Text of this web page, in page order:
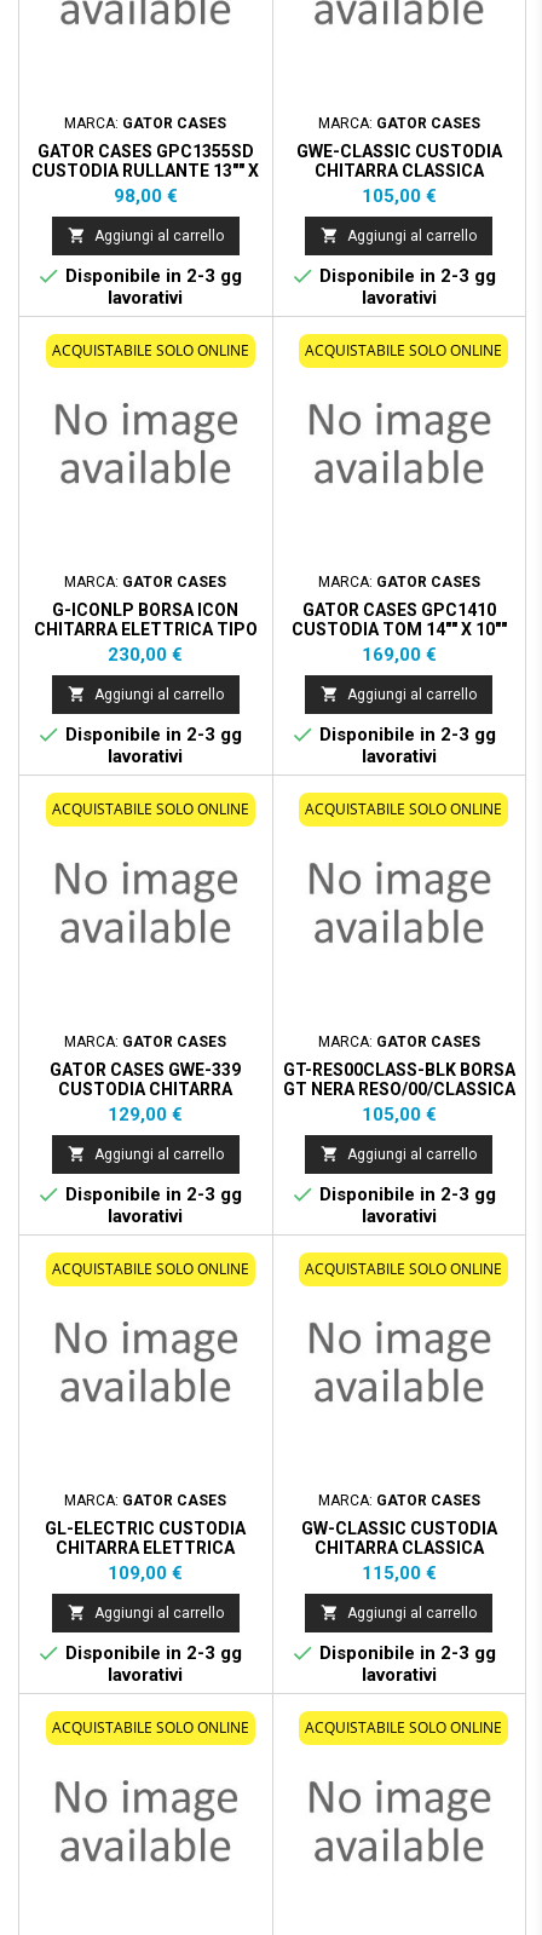
MARCA: GATOR CASES
GATOR CASES GPC1355SD
CUSTODIA RULLANTE 13"" X
5.5""
Prezzo
98,00 €
 Aggiungi al carrello
 Disponibile in 2-3 gg
lavorativi
MARCA: GATOR CASES
GWE-CLASSIC CUSTODIA
CHITARRA CLASSICA
Prezzo
105,00 €
 Aggiungi al carrello
 Disponibile in 2-3 gg
lavorativi
ACQUISTABILE SOLO ONLINE
MARCA: GATOR CASES
G-ICONLP BORSA ICON
CHITARRA ELETTRICA TIPO
LP NERO
Prezzo
230,00 €
 Aggiungi al carrello
 Disponibile in 2-3 gg
lavorativi
ACQUISTABILE SOLO ONLINE
MARCA: GATOR CASES
GATOR CASES GPC1410
CUSTODIA TOM 14"" X 10""
Prezzo
169,00 €
 Aggiungi al carrello
 Disponibile in 2-3 gg
lavorativi
ACQUISTABILE SOLO ONLINE
MARCA: GATOR CASES
GATOR CASES GWE-339
CUSTODIA CHITARRA
ELETTRICA SH
Prezzo
129,00 €
 Aggiungi al carrello
 Disponibile in 2-3 gg
lavorativi
ACQUISTABILE SOLO ONLINE
MARCA: GATOR CASES
GT-RES00CLASS-BLK BORSA
GT NERA RESO/00/CLASSICA
Prezzo
105,00 €
 Aggiungi al carrello
 Disponibile in 2-3 gg
lavorativi
ACQUISTABILE SOLO ONLINE
MARCA: GATOR CASES
GL-ELECTRIC CUSTODIA
CHITARRA ELETTRICA
Prezzo
109,00 €
 Aggiungi al carrello
 Disponibile in 2-3 gg
lavorativi
ACQUISTABILE SOLO ONLINE
MARCA: GATOR CASES
GW-CLASSIC CUSTODIA
CHITARRA CLASSICA
Prezzo
115,00 €
 Aggiungi al carrello
 Disponibile in 2-3 gg
lavorativi
ACQUISTABILE SOLO ONLINE ACQUISTABILE SOLO ONLINE